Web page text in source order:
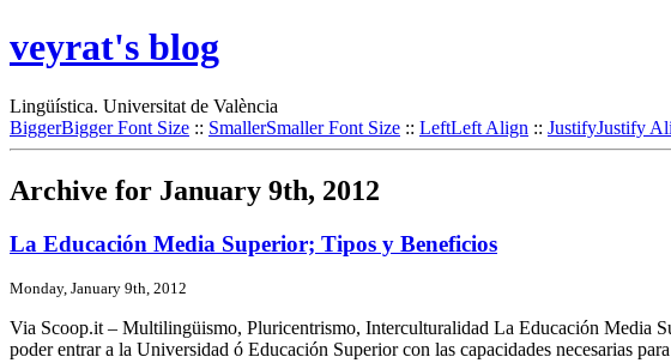
veyrat's blog
Lingüística. Universitat de València
BiggerBigger Font Size :: SmallerSmaller Font Size :: LeftLeft Align :: JustifyJustify
Archive for January 9th, 2012
La Educación Media Superior; Tipos y Beneficios
Monday, January 9th, 2012
Via Scoop.it – Multilingüismo, Pluricentrismo, Interculturalidad La Educación Media
poder entrar a la Universidad ó Educación Superior con las capacidades necesarias